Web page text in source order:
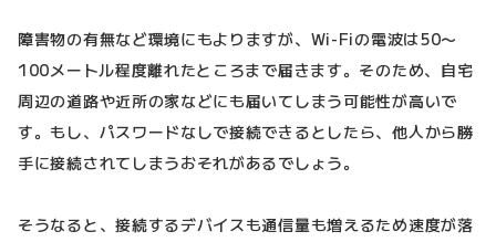
障害物の有無など環境にもよりますが、Wi-Fiの電波は50〜
100メートル程度離れたところまで届きます。そのため、自宅
周辺の道路や近所の家などにも届いてしまう可能性が高いで
す。もし、パスワードなしで接続できるとしたら、他人から勝
手に接続されてしまうおそれがあるでしょう。
そうなると、接続するデバイスも通信量も増えるため速度が落